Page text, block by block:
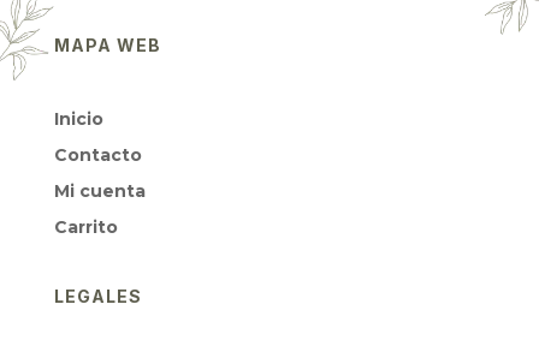
MAPA WEB
Inicio
Contacto
Mi cuenta
Carrito
LEGALES